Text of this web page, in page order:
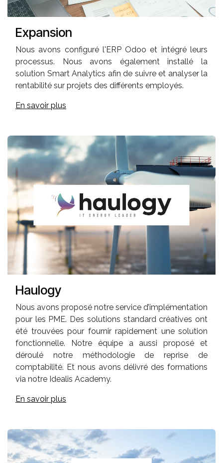
Expansion
Nous avons configuré l'ERP Odoo et intégré leurs
processus. Nous avons également installé la
solution Smart Analytics afin de suivre et analyser la
rentabilité sur projets des différents employés.
En savoir plus
Haulogy
Nous avons proposé notre service d’implémentation
pour les PME. Des solutions standard créatives ont
été trouvées pour fournir rapidement une solution
fonctionnelle. Notre équipe a aussi proposé et
déroulé notre méthodologie de reprise de
comptabilité. Et nous avons délivré des formations
via notre Idealis Academy.
En savoir plus